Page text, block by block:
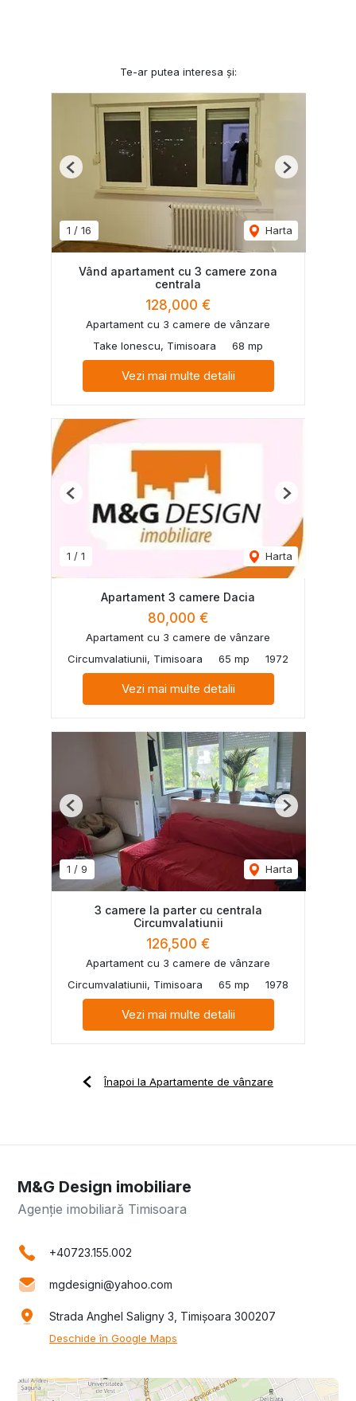
Te-ar putea interesa și:
1 / 16 Harta
Previous Next
Vând apartament cu 3 camere zona
centrala
128,000 €
Apartament cu 3 camere de vânzare
Take Ionescu, Timisoara
68 mp
Vezi mai multe detalii
1 / 1 Harta
Previous Next
Apartament 3 camere Dacia
80,000 €
Apartament cu 3 camere de vânzare
Circumvalatiunii, Timisoara
65 mp 1972
Vezi mai multe detalii
1 / 9 Harta
Previous Next
3 camere la parter cu centrala
Circumvalatiunii
126,500 €
Apartament cu 3 camere de vânzare
Circumvalatiunii, Timisoara
65 mp 1978
Vezi mai multe detalii
Înapoi la Apartamente de vânzare
M&G Design imobiliare
Agenție imobiliară Timisoara
+40723.155.002
mgdesigni@yahoo.com
Strada Anghel Saligny 3, Timișoara 300207
Deschide în Google Maps